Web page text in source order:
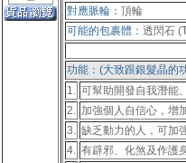
對應脈輪： 頂輪
可能的包裹體： 透閃石
功能：(大致跟銀髮晶的
1. 可幫助開發自我潛能
2. 加強個人自信心，增
3. 缺乏動力的人，可加
4. 有辟邪、化煞及作護